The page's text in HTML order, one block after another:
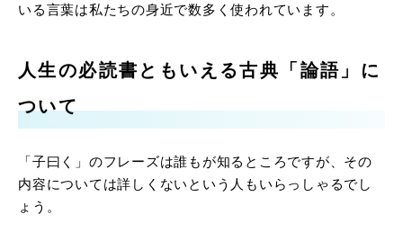
いる言葉は私たちの身近で数多く使われています。
人生の必読書ともいえる古典「論語」に
ついて
「子曰く」のフレーズは誰もが知るところですが、その
内容については詳しくないという人もいらっしゃるでし
ょう。